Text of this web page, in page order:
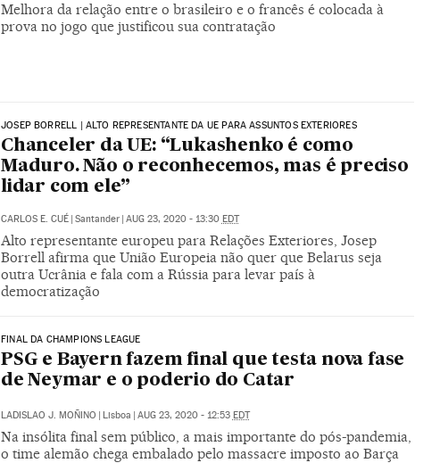
Melhora da relação entre o brasileiro e o francês é colocada à
prova no jogo que justificou sua contratação
JOSEP BORRELL | ALTO REPRESENTANTE DA UE PARA ASSUNTOS EXTERIORES
Chanceler da UE: “Lukashenko é como
Maduro. Não o reconhecemos, mas é preciso
lidar com ele”
CARLOS E. CUÉ | Santander | AUG 23, 2020 - 13:30 EDT
Alto representante europeu para Relações Exteriores, Josep
Borrell afirma que União Europeia não quer que Belarus seja
outra Ucrânia e fala com a Rússia para levar país à
democratização
FINAL DA CHAMPIONS LEAGUE
PSG e Bayern fazem final que testa nova fase
de Neymar e o poderio do Catar
LADISLAO J. MOÑINO | Lisboa | AUG 23, 2020 - 12:53 EDT
Na insólita final sem público, a mais importante do pós-pandemia,
o time alemão chega embalado pelo massacre imposto ao Barça